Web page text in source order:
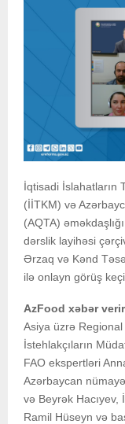
İqtisadi İslahatların
(İİTKM) və
(AQTA)
dərslik layihəsi
Ərzaq və Kənd
ilə onlayn görüş
AzFood xəbər
Asiya üzrə
İstehlakçıların
FAO ekspertləri
Azərbaycan
və Beyrək
Ramil Hüseyn və